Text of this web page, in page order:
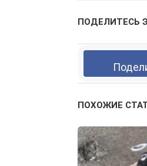
ПОДЕЛИТЕСЬ
ПОХОЖИЕ